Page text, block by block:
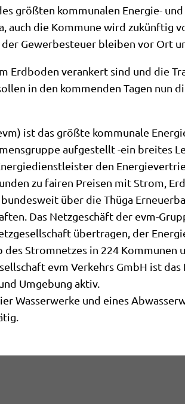
größten kommunalen Energie-
auch die Kommune wird zukünftig
Gewerbesteuer bleiben vor Ort
Erdboden verankert sind und die
in den kommenden Tagen nun
ist das größte kommunale
aufgestellt -ein breites
den
zu fairen Preisen mit Strom,
über die Thüga
Das Netzgeschäft der evm-
übertragen, der
Stromnetzes in 224 Kommunen
evm Verkehrs GmbH ist
Umgebung aktiv.
Wasserwerke und eines